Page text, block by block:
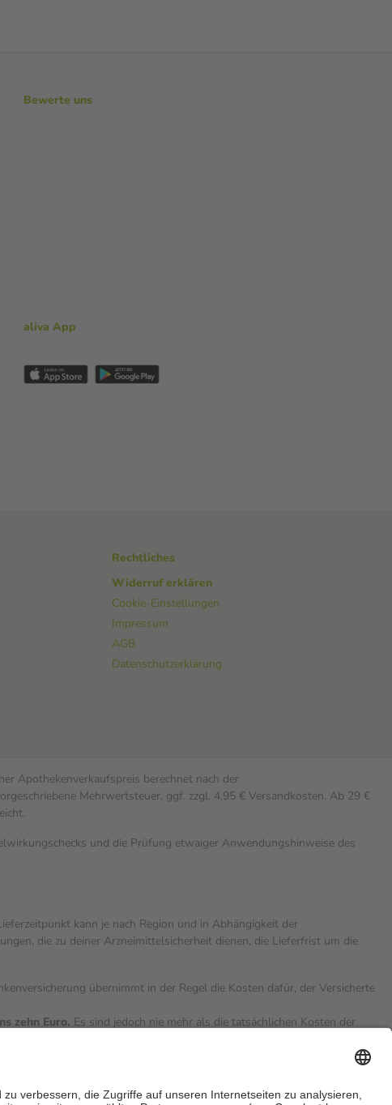
Bewerte uns
aliva App
Rechtliches
Widerruf erklären
Cookie-Einstellungen
Impressum
AGB
Datenschutzerklärung
Apothekenverkaufspreis berechnet nach der
Mehrwertsteuer, ggf. zzgl. 4,95 € Versandkosten. Ab 29 €
und die Prüfung etwaiger Anwendungshinweise des
kann je nach Region und in Abhängigkeit der
die zu deiner Arzneimittelsicherheit dienen, die Lieferfrist um die
übernimmt in der Regel die Kosten dafür, der Versicherte
zehn Euro. Es sind jedoch nie mehr als die tatsächlichen Kosten der
keine Zuzahlungenan bei: